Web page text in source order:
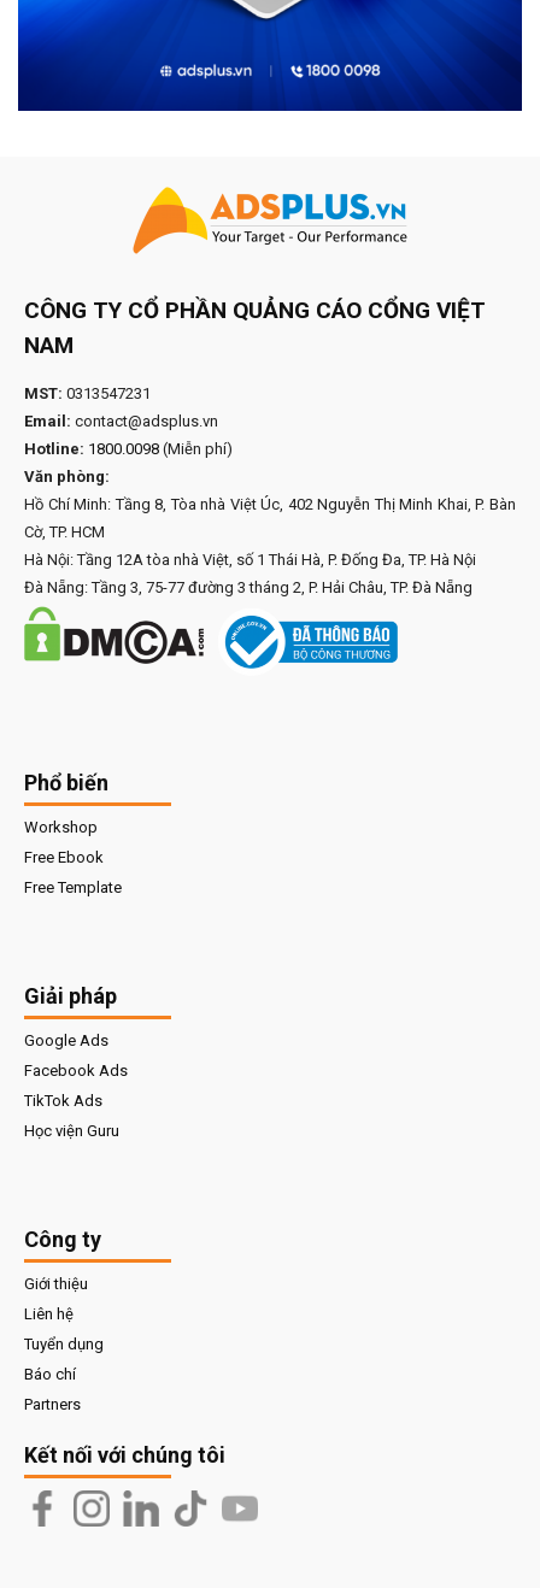
CÔNG TY CỔ PHẦN QUẢNG CÁO CỔNG VIỆT
NAM
MST: 0313547231
Email: contact@adsplus.vn
Hotline: 1800.0098 (Miễn phí)
Văn phòng:
Hồ Chí Minh: Tầng 8, Tòa nhà Việt Úc, 402 Nguyễn Thị Minh Khai, P. Bàn
Cờ, TP. HCM
Hà Nội: Tầng 12A tòa nhà Việt, số 1 Thái Hà, P. Đống Đa, TP. Hà Nội
Đà Nẵng: Tầng 3, 75-77 đường 3 tháng 2, P. Hải Châu, TP. Đà Nẵng
Phổ biến
Workshop
Free Ebook
Free Template
Giải pháp
Google Ads
Facebook Ads
TikTok Ads
Học viện Guru
Công ty
Giới thiệu
Liên hệ
Tuyển dụng
Báo chí
Partners
Kết nối với chúng tôi